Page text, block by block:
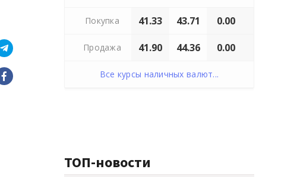
Покупка 41.33 43.71 0.00
Продажа 41.90 44.36 0.00
Все курсы наличных валют...
ТОП-новости